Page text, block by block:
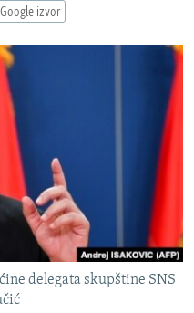
izvor
delegata skupštine SNS